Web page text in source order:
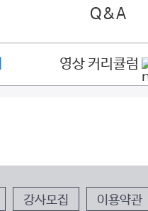
Q&A
영상 커리큘럼
강사모집 이용약관